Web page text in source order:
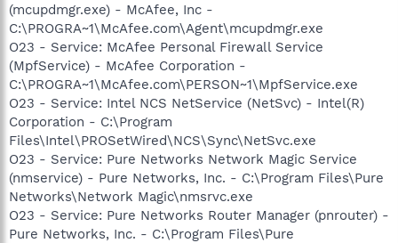
(mcupdmgr.exe) - McAfee, Inc -
C:\PROGRA~1\McAfee.com\Agent\mcupdmgr.exe
O23 - Service: McAfee Personal Firewall Service
(MpfService) - McAfee Corporation -
C:\PROGRA~1\McAfee.com\PERSON~1\MpfService.exe
O23 - Service: Intel NCS NetService (NetSvc) - Intel(R)
Corporation - C:\Program
Files\Intel\PROSetWired\NCS\Sync\NetSvc.exe
O23 - Service: Pure Networks Network Magic Service
(nmservice) - Pure Networks, Inc. - C:\Program Files\Pure
Networks\Network Magic\nmsrvc.exe
O23 - Service: Pure Networks Router Manager (pnrouter) -
Pure Networks, Inc. - C:\Program Files\Pure